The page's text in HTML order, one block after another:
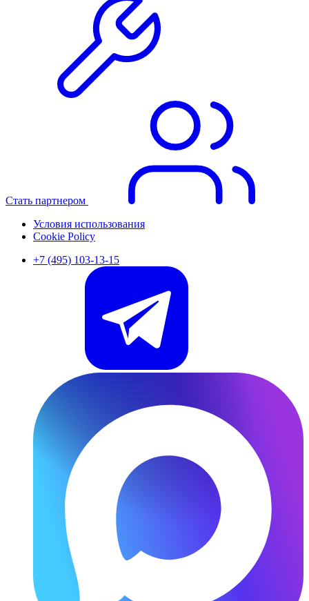
Стать партнером
Условия использования
Cookie Policy
+7 (495) 103-13-15